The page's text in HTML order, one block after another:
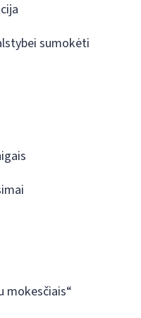
sumokėti
mokesčiais“